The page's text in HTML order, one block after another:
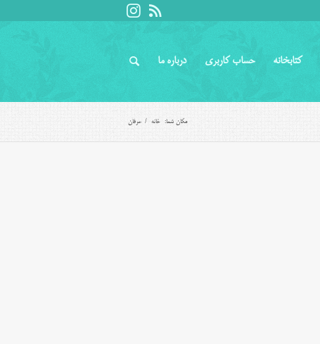
کتابخانه حساب کاربری درباره ما
مکان شما: خانه / عرفان